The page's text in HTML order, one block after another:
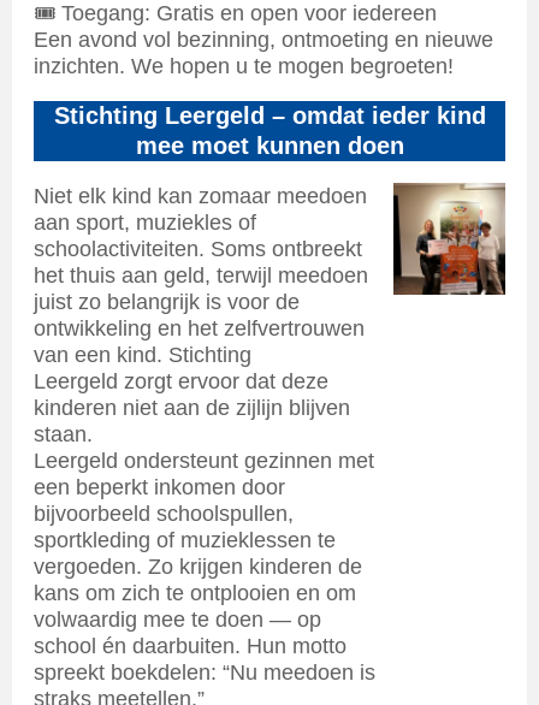
🎟️ Toegang: Gratis en open voor iedereen
Een avond vol bezinning, ontmoeting en nieuwe
inzichten. We hopen u te mogen begroeten!
Stichting Leergeld – omdat ieder kind
mee moet kunnen doen
Niet elk kind kan zomaar meedoen
aan sport, muziekles of
schoolactiviteiten. Soms ontbreekt
het thuis aan geld, terwijl meedoen
juist zo belangrijk is voor de
ontwikkeling en het zelfvertrouwen
van een kind. Stichting
Leergeld zorgt ervoor dat deze
kinderen niet aan de zijlijn blijven
staan.
Leergeld ondersteunt gezinnen met
een beperkt inkomen door
bijvoorbeeld schoolspullen,
sportkleding of muzieklessen te
vergoeden. Zo krijgen kinderen de
kans om zich te ontplooien en om
volwaardig mee te doen — op
school én daarbuiten. Hun motto
spreekt boekdelen: “Nu meedoen is
straks meetellen.”